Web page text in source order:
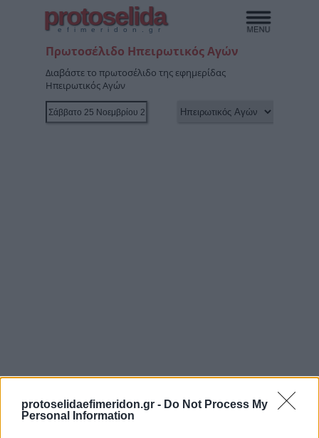
protoselidaefimeridon.gr - Do Not Process My
Personal Information
protoselida
efimeridon.gr
Πρωτοσέλιδο Ηπειρωτικός Αγών
Διαβάστε το πρωτοσέλιδο της εφημερίδας
Ηπειρωτικός Αγών